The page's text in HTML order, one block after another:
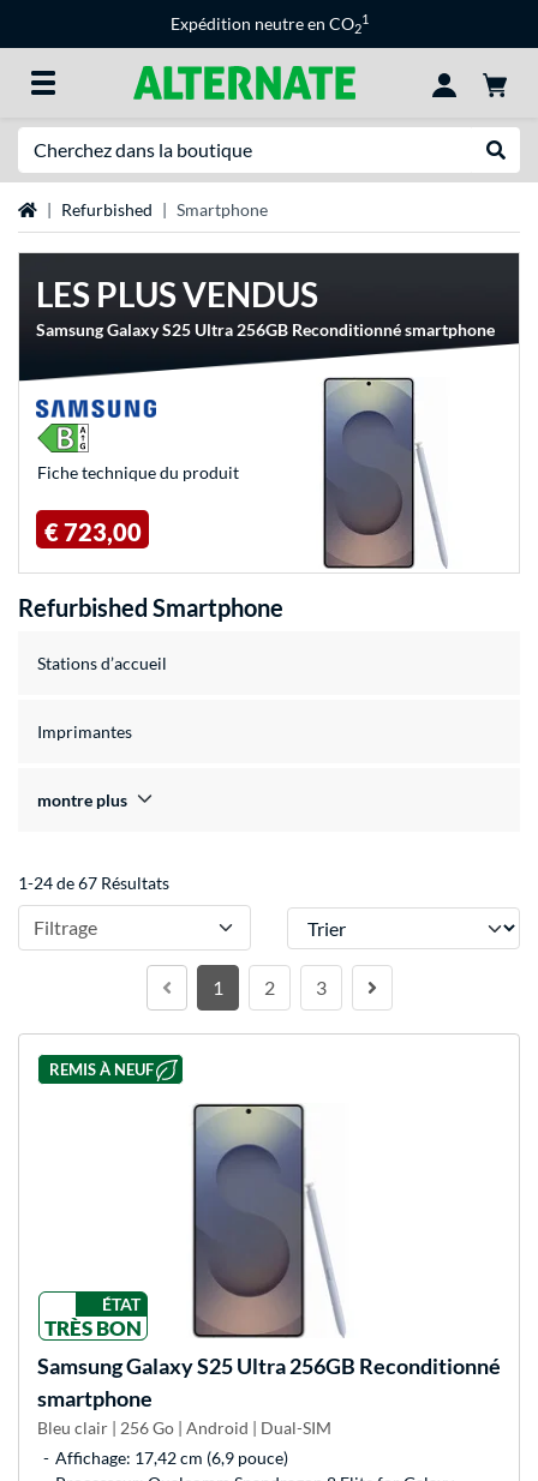
Expédition neutre en CO2
1
Page d'accueil
Refurbished Smartphone
LES PLUS VENDUS
Samsung Galaxy S25 Ultra 256GB Reconditionné smartphone
Fiche technique du produit
€ 723,00
Refurbished Smartphone
Stations d’accueil
Imprimantes
montre plus
1-24 de 67 Résultats
Filtrage Trier
1 2 3
REMIS À NEUF
ÉTAT
TRÈS BON
SamsungGalaxy S25 Ultra 256GB Reconditionné
smartphone
Bleu clair | 256 Go | Android | Dual-SIM
Affichage: 17,42 cm (6,9 pouce)